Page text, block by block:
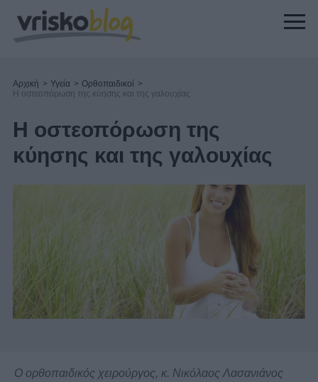
Αρχική > Υγεία > Ορθοπαιδικοί >
Η οστεοπόρωση της κύησης και της γαλουχίας
Η οστεοπόρωση της
κύησης και της γαλουχίας
Ο ορθοπαιδικός χειρούργος, κ. Νικόλαος Λασανιάνος